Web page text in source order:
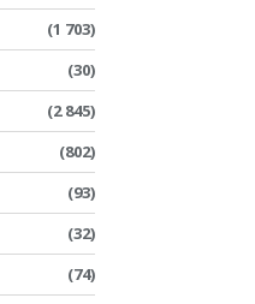
(1 703)
(30)
(2 845)
(802)
(93)
(32)
(74)